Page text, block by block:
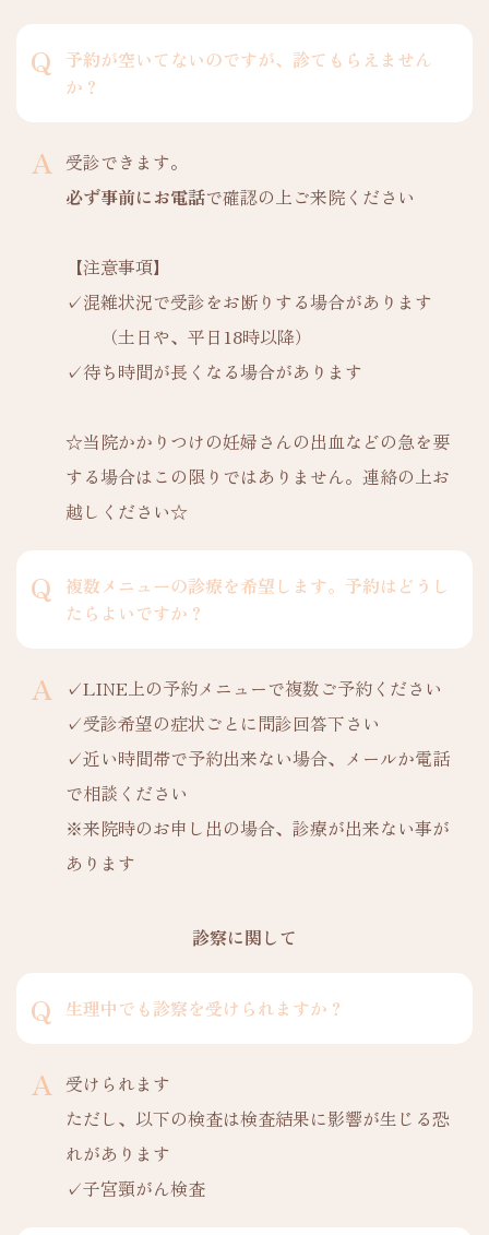
予約が空いてないのですが、診てもらえません
か？
受診できます。
必ず事前にお電話で確認の上ご来院ください
【注意事項】
✓混雑状況で受診をお断りする場合があります
（土日や、平日18時以降）
✓待ち時間が長くなる場合があります
☆当院かかりつけの妊婦さんの出血などの急を要
する場合はこの限りではありません。連絡の上お
越しください☆
複数メニューの診療を希望します。予約はどうし
たらよいですか？
✓LINE上の予約メニューで複数ご予約ください
✓受診希望の症状ごとに問診回答下さい
✓近い時間帯で予約出来ない場合、メールか電話
で相談ください
※来院時のお申し出の場合、診療が出来ない事が
あります
診察に関して
生理中でも診察を受けられますか？
受けられます
ただし、以下の検査は検査結果に影響が生じる恐
れがあります
✓子宮頸がん検査